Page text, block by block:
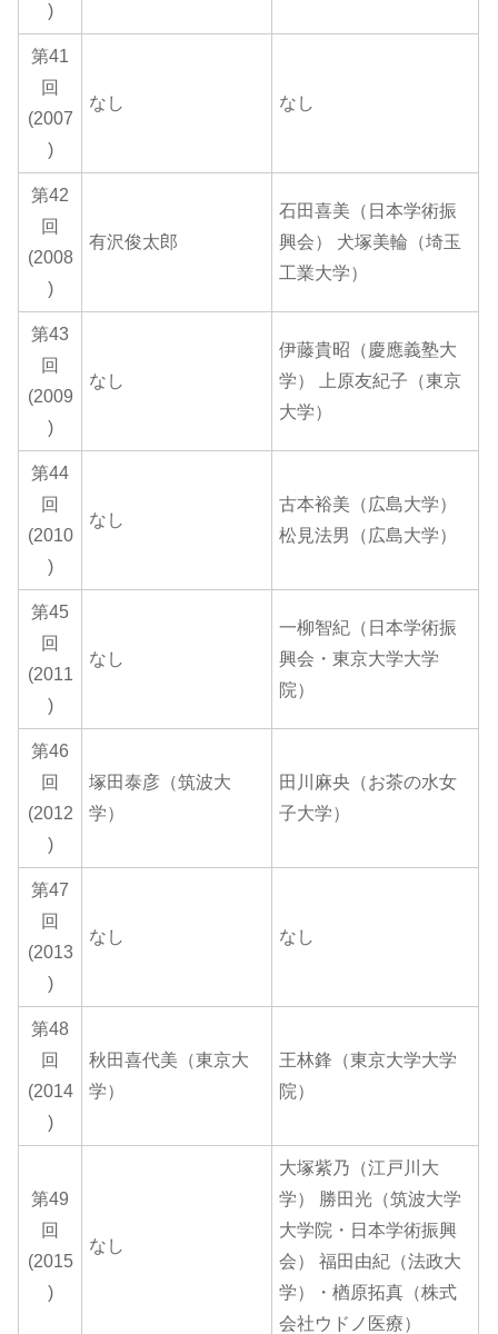
)
第41
回
(2007
)
なし なし
第42
回
(2008
)
有沢俊太郎
石田喜美（日本学術振
興会） 犬塚美輪（埼玉
工業大学）
第43
回
(2009
)
なし
伊藤貴昭（慶應義塾大
学） 上原友紀子（東京
大学）
第44
回
(2010
)
なし
古本裕美（広島大学）
松見法男（広島大学）
第45
回
(2011
)
なし
一柳智紀（日本学術振
興会・東京大学大学
院）
第46
回
(2012
)
塚田泰彦（筑波大
学）
田川麻央（お茶の水女
子大学）
第47
回
(2013
)
なし なし
第48
回
(2014
)
秋田喜代美（東京大
学）
王林鋒（東京大学大学
院）
第49
回
(2015
)
なし
大塚紫乃（江戸川大
学） 勝田光（筑波大学
大学院・日本学術振興
会） 福田由紀（法政大
学）・楢原拓真（株式
会社ウドノ医療）